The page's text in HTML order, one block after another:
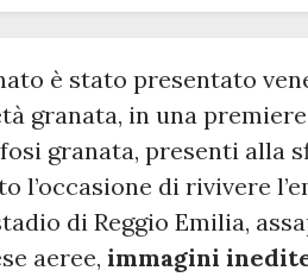
è stato presentato
granata, in una
granata, presenti alla
l’occasione di rivivere
di Reggio Emilia,
aeree, immagini